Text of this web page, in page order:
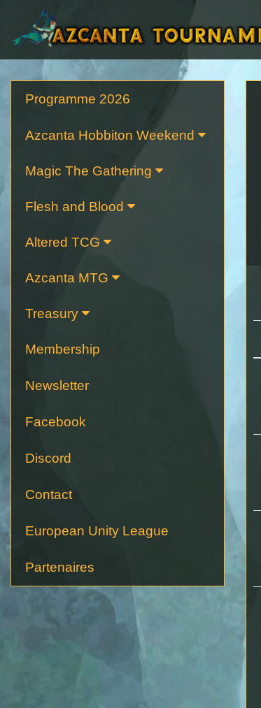
Programme 2026
Azcanta Hobbiton Weekend
Magic The Gathering
Flesh and Blood
Altered TCG
Azcanta MTG
Treasury
Membership
Newsletter
Facebook
Discord
Contact
European Unity League
Partenaires